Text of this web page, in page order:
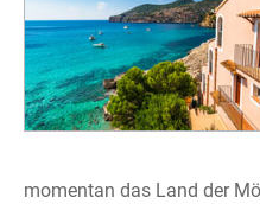
momentan das Land der